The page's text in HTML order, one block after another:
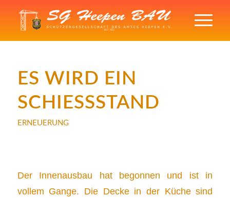
ES WIRD EIN
SCHIESSSTAND
ERNEUERUNG
Der Innenausbau hat begonnen und ist in
vollem Gange. Die Decke in der Küche sind